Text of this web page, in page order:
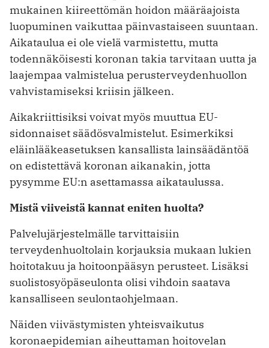
mukainen kiireettömän hoidon ­määräajoista
luopuminen vaikuttaa päinvastaiseen suuntaan.
Aikataulua ei ole vielä varmistettu, mutta
todennäköisesti koronan takia tarvitaan uutta ja
laajempaa valmistelua perusterveydenhuollon
vahvistamiseksi kriisin jälkeen.
Aikakriittisiksi voivat myös muuttua EU-
sidonnaiset säädösvalmistelut. ­Esimerkiksi
eläinlääkeasetuksen kansallista lainsäädäntöä
on edistettävä koronan aikanakin, jotta
pysymme EU:n asettamassa aikataulussa.
Mistä viiveistä kannat eniten huolta?
Palvelujärjestelmälle tarvittaisiin
terveydenhuoltolain korjauksia mukaan lukien
hoitotakuu ja hoitoonpääsyn perusteet. Lisäksi
suolistosyöpäseulonta olisi vihdoin saatava
kansalliseen seulontaohjelmaan.
Näiden viivästymisten yhteisvaikutus
koronaepidemian aiheuttaman hoitovelan